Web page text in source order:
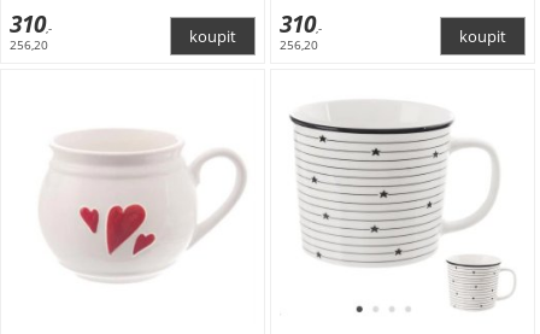
310,-
256,20
310,-
256,20